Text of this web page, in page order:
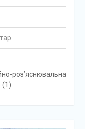
роз’яснювальна
(1)